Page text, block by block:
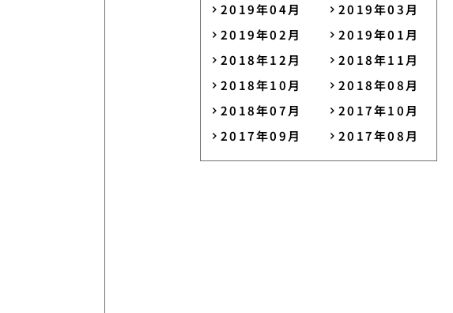
2019年04月
2019年03月
2019年02月
2019年01月
2018年12月
2018年11月
2018年10月
2018年08月
2018年07月
2017年10月
2017年09月
2017年08月